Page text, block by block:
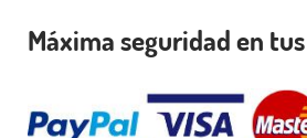
Máxima seguridad en